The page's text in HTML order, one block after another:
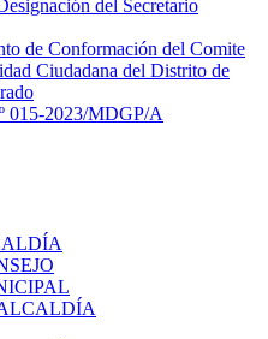
del Secretario
de Conformación del Comite
Ciudadana del Distrito de
015-2023/MDGP/A